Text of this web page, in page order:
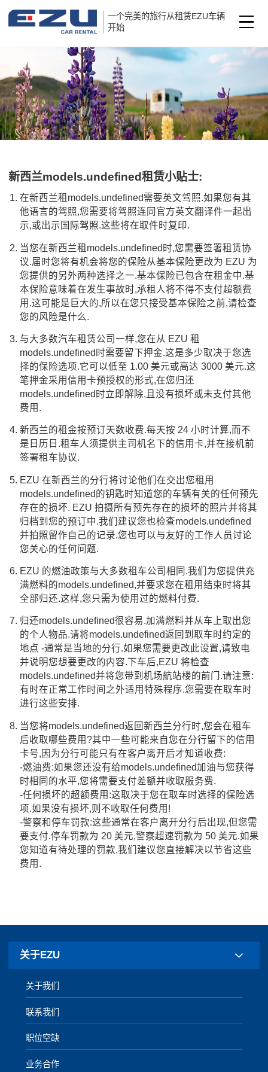
一个完美的旅行从租赁EZU车辆
开始
新西兰models.undefined租赁小贴士:
在新西兰租models.undefined需要英文驾照.如果您有其
他语言的驾照,您需要将驾照连同官方英文翻译件一起出
示,或出示国际驾照.这些将在取件时复印.
当您在新西兰租models.undefined时,您需要签署租赁协
议.届时您将有机会将您的保险从基本保险更改为 EZU 为
您提供的另外两种选择之一.基本保险已包含在租金中.基
本保险意味着在发生事故时,承租人将不得不支付超额费
用.这可能是巨大的,所以在您只接受基本保险之前,请检查
您的风险是什么.
与大多数汽车租赁公司一样,您在从 EZU 租
models.undefined时需要留下押金.这是多少取决于您选
择的保险选项.它可以低至 1.00 美元或高达 3000 美元.这
笔押金采用信用卡预授权的形式,在您归还
models.undefined时立即解除,且没有损坏或未支付其他
费用.
新西兰的租金按预订天数收费.每天按 24 小时计算,而不
是日历日.租车人须提供主司机名下的信用卡,并在接机前
签署租车协议.
EZU 在新西兰的分行将讨论他们在交出您租用
models.undefined的钥匙时知道您的车辆有关的任何预先
存在的损坏. EZU 拍摄所有预先存在的损坏的照片并将其
归档到您的预订中.我们建议您也检查models.undefined
并拍照留作自己的记录.您也可以与友好的工作人员讨论
您关心的任何问题.
EZU 的燃油政策与大多数租车公司相同.我们为您提供充
满燃料的models.undefined,并要求您在租用结束时将其
全部归还.这样,您只需为使用过的燃料付费.
归还models.undefined很容易.加满燃料并从车上取出您
的个人物品.请将models.undefined返回到取车时约定的
地点 -通常是当地的分行.如果您需要更改此设置,请致电
并说明您想要更改的内容.下车后,EZU 将检查
models.undefined并将您带到机场航站楼的前门.请注意:
有时在正常工作时间之外适用特殊程序.您需要在取车时
进行这些安排.
当您将models.undefined返回新西兰分行时,您会在租车
后收取哪些费用?其中一些可能来自您在分行留下的信用
卡号,因为分行可能只有在客户离开后才知道收费:
-燃油费:如果您还没有给models.undefined加油与您获得
时相同的水平,您将需要支付差额并收取服务费.
-任何损坏的超额费用:这取决于您在取车时选择的保险选
项.如果没有损坏,则不收取任何费用!
-警察和停车罚款:这些通常在客户离开分行后出现,但您需
要支付.停车罚款为 20 美元,警察超速罚款为 50 美元.如果
您知道有待处理的罚款,我们建议您直接解决以节省这些
费用.
关于EZU
关于我们
联系我们
职位空缺
业务合作